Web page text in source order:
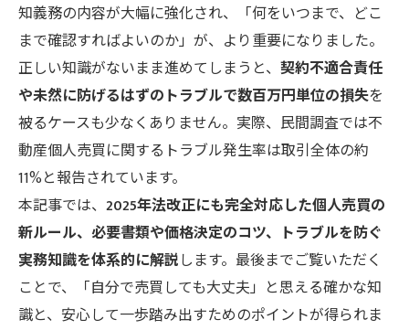
知義務の内容が大幅に強化され、「何をいつまで、どこ
まで確認すればよいのか」が、より重要になりました。
正しい知識がないまま進めてしまうと、 契約不適合責任
や未然に防げるはずのトラブルで数百万円単位の損失を
被るケースも少なくありません。実際、民間調査では不
動産個人売買に関するトラブル発生率は取引全体の約
11%と報告されています。
本記事では、 2025年法改正にも完全対応した個人売買の
新ルール、必要書類や価格決定のコツ、トラブルを防ぐ
実務知識を体系的に解説します。最後までご覧いただく
ことで、「自分で売買しても大丈夫」と思える確かな知
識と、安心して一歩踏み出すためのポイントが得られま